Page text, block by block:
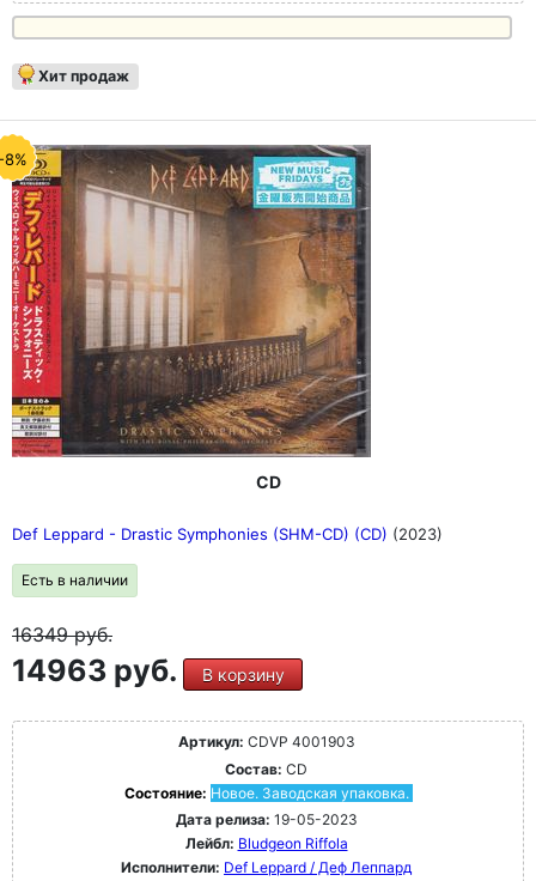
Хит продаж
8%
CD
Def Leppard - Drastic Symphonies (SHM-CD) (CD) (2023)
Есть в наличии
16349руб.
14963 руб. В корзину
Артикул: CDVP 4001903
Состав: CD
Состояние: Новое. Заводская упаковка.
Дата релиза: 19-05-2023
Лейбл: Bludgeon Riffola
Исполнители: Def Leppard / Деф Леппард